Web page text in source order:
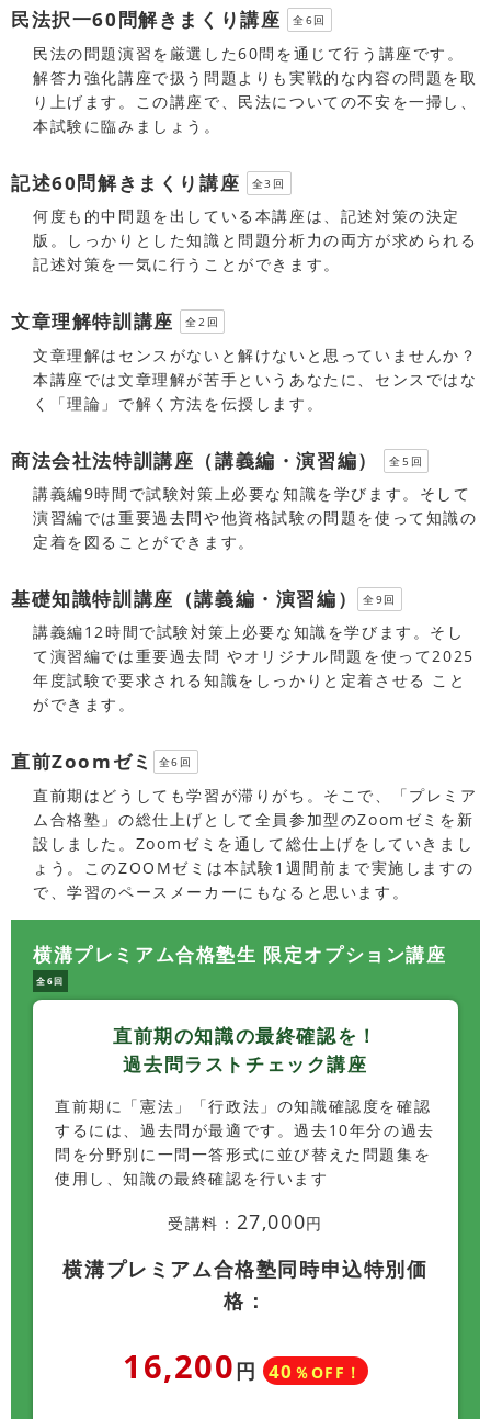
民法択一60問解きまくり講座 全6回
民法の問題演習を厳選した60問を通じて行う講座です。
解答力強化講座で扱う問題よりも実戦的な内容の問題を取
り上げます。この講座で、民法についての不安を一掃し、
本試験に臨みましょう。
記述60問解きまくり講座 全3回
何度も的中問題を出している本講座は、記述対策の決定
版。しっかりとした知識と問題分析力の両方が求められる
記述対策を一気に行うことができます。
文章理解特訓講座 全2回
文章理解はセンスがないと解けないと思っていませんか？
本講座では文章理解が苦手というあなたに、センスではな
く「理論」で解く方法を伝授します。
商法会社法特訓講座（講義編・演習編） 全5回
講義編9時間で試験対策上必要な知識を学びます。そして
演習編では重要過去問や他資格試験の問題を使って知識の
定着を図ることができます。
基礎知識特訓講座（講義編・演習編） 全9回
講義編12時間で試験対策上必要な知識を学びます。そし
て演習編では重要過去問 やオリジナル問題を使って2025
年度試験で要求される知識をしっかりと定着させる こと
ができます。
直前Zoomゼミ 全6回
直前期はどうしても学習が滞りがち。そこで、「プレミア
ム合格塾」の総仕上げとして全員参加型のZoomゼミを新
設しました。Zoomゼミを通して総仕上げをしていきまし
ょう。このZOOMゼミは本試験1週間前まで実施しますの
で、学習のペースメーカーにもなると思います。
横溝プレミアム合格塾生 限定オプション講座
全6回
直前期の知識の最終確認を！
過去問ラストチェック講座
直前期に「憲法」「行政法」の知識確認度を確認
するには、過去問が最適です。過去10年分の過去
問を分野別に一問一答形式に並び替えた問題集を
使用し、知識の最終確認を行います
受講料： 27,000円
横溝プレミアム合格塾同時申込特別価
格：
16,200円 40 ％OFF！